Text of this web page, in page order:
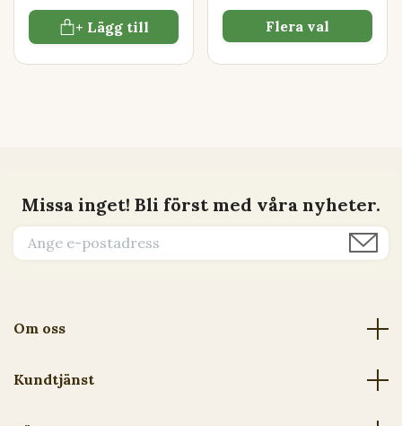
+ Lägg till Flera val
Missa inget! Bli först med våra nyheter.
Om oss
Kundtjänst